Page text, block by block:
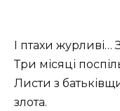
І птахи
Три місяці
Листи з
злота.